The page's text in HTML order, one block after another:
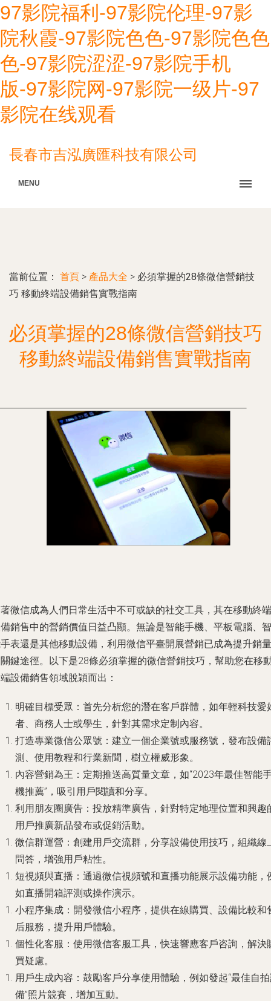
97影院福利-97影院伦理-97影
院秋霞-97影院色色-97影院色色
色-97影院涩涩-97影院手机
版-97影院网-97影院一级片-97
影院在线观看
長春市吉泓廣匯科技有限公司
MENU
當前位置： 首頁 > 產品大全 > 必須掌握的28條微信營銷技
巧 移動終端設備銷售實戰指南
必須掌握的28條微信營銷技巧
移動終端設備銷售實戰指南
微信成為人們日常生活中不可或缺的社交工具，其在移動終端
銷售中的營銷價值日益凸顯。無論是智能手機、平板電腦、智
表還是其他移動設備，利用微信平臺開展營銷已成為提升銷量
鍵途徑。以下是28條必須掌握的微信營銷技巧，幫助您在移
設備銷售領域脫穎而出：
明確目標受眾 ：首先分析您的潛在客戶群體，如年輕科技愛
者、商務人士或學生，針對其需求定制內容。
打造專業微信公眾號 ：建立一個企業號或服務號，發布設備
測、使用教程和行業新聞，樹立權威形象。
內容營銷為王 ：定期推送高質量文章，如“2023年最佳智能
機推薦”，吸引用戶閱讀和分享。
利用朋友圈廣告 ：投放精準廣告，針對特定地理位置和興趣
用戶推廣新品發布或促銷活動。
微信群運營 ：創建用戶交流群，分享設備使用技巧，組織線
問答，增強用戶粘性。
短視頻與直播 ：通過微信視頻號和直播功能展示設備功能，
如直播開箱評測或操作演示。
小程序集成 ：開發微信小程序，提供在線購買、設備比較和
后服務，提升用戶體驗。
個性化客服 ：使用微信客服工具，快速響應客戶咨詢，解決
買疑慮。
用戶生成內容 ：鼓勵客戶分享使用體驗，例如發起“最佳自
備”照片競賽，增加互動。